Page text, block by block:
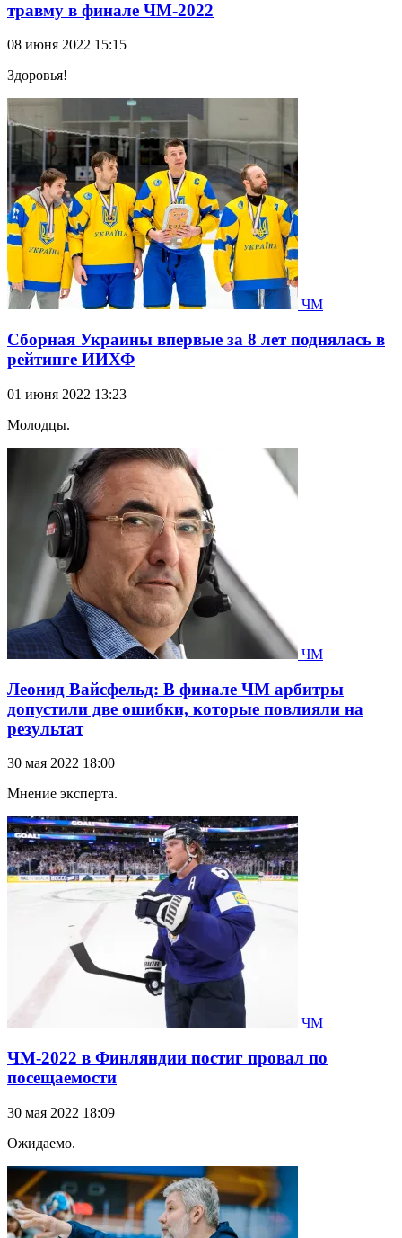
травму в финале ЧМ-2022
08 июня 2022 15:15
Здоровья!
ЧМ
Сборная Украины впервые за 8 лет поднялась в
рейтинге ИИХФ
01 июня 2022 13:23
Молодцы.
ЧМ
Леонид Вайсфельд: В финале ЧМ арбитры
допустили две ошибки, которые повлияли на
результат
30 мая 2022 18:00
Мнение эксперта.
ЧМ
ЧМ-2022 в Финляндии постиг провал по
посещаемости
30 мая 2022 18:09
Ожидаемо.